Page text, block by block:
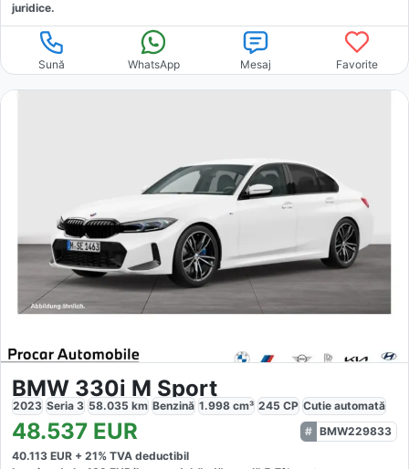
juridice.
Sună WhatsApp Mesaj Favorite
BMW 330i M Sport
2023 Seria 3 58.035 km Benzină 1.998 cm³ 245 CP Cutie automată
48.537 EUR
BMW229833
40.113 EUR + 21% TVA deductibil